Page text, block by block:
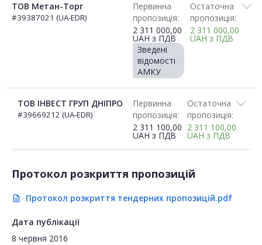
ТОВ Метан-Торг
#39387021 (UA-EDR)
Первинна
пропозиція:
2 311 000,00
UAH з ПДВ
Зведені
відомості
АМКУ
Остаточна
пропозиція:
2 311 000,00
UAH з ПДВ
ТОВ ІНВЕСТ ГРУП ДНІПРО
#39669212 (UA-EDR)
Первинна
пропозиція:
2 311 100,00
UAH з ПДВ
Остаточна
пропозиція:
2 311 100,00
UAH з ПДВ
Протокол розкриття пропозицій
description Протокол розкриття тендерних пропозицій.pdf
Дата публікації
8 червня 2016